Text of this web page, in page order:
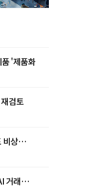
'제품화
검토
비상…
거래…